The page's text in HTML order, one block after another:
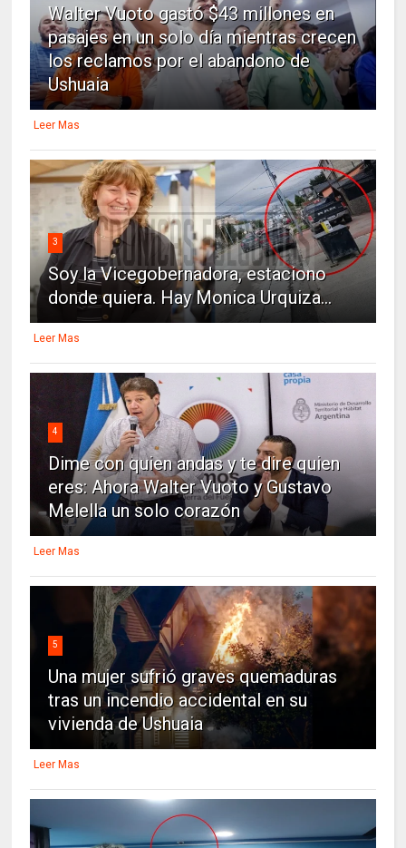
Walter Vuoto gastó $43 millones en
pasajes en un solo día mientras crecen
los reclamos por el abandono de
Ushuaia
Leer Mas
3
Soy la Vicegobernadora, estaciono
donde quiera. Hay Monica Urquiza...
Leer Mas
4
Dime con quien andas y te dire quien
eres: Ahora Walter Vuoto y Gustavo
Melella un solo corazón
Leer Mas
5
Una mujer sufrió graves quemaduras
tras un incendio accidental en su
vivienda de Ushuaia
Leer Mas